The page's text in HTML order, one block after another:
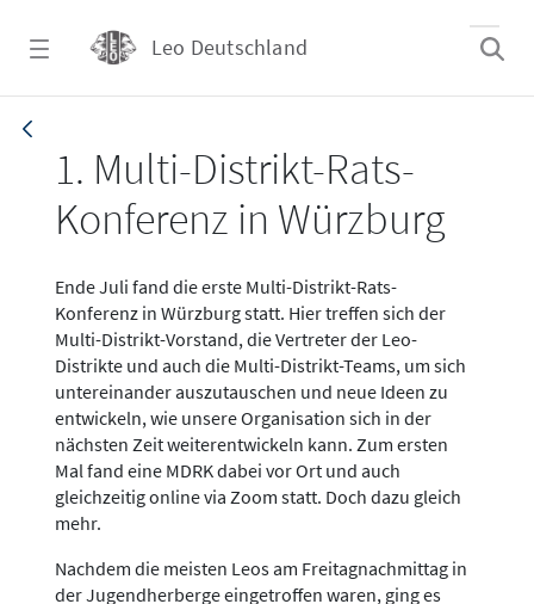
Leo Deutschland
1. Multi-Distrikt-Rats-
Konferenz in Würzburg
Ende Juli fand die erste Multi-Distrikt-Rats-
Konferenz in Würzburg statt. Hier treffen sich der
Multi-Distrikt-Vorstand, die Vertreter der Leo-
Distrikte und auch die Multi-Distrikt-Teams, um sich
untereinander auszutauschen und neue Ideen zu
entwickeln, wie unsere Organisation sich in der
nächsten Zeit weiterentwickeln kann. Zum ersten
Mal fand eine MDRK dabei vor Ort und auch
gleichzeitig online via Zoom statt. Doch dazu gleich
mehr.
Nachdem die meisten Leos am Freitagnachmittag in
der Jugendherberge eingetroffen waren, ging es